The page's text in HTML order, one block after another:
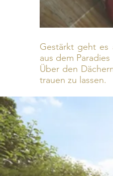
Gestärkt geht es
aus dem
Über den
trauen zu lassen.